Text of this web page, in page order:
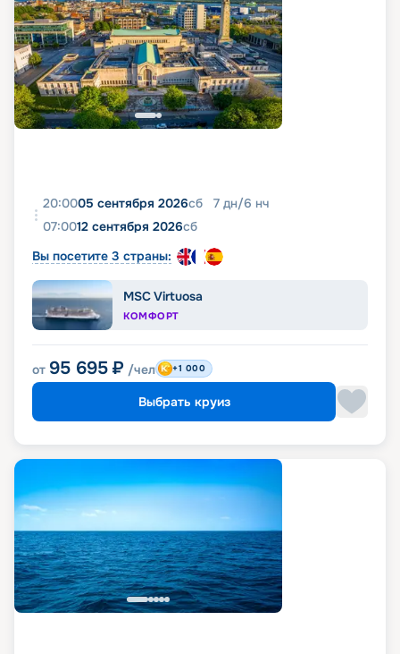
20:0005 сентября 2026сб 7 дн/6 нч
07:0012 сентября 2026сб
Вы посетите 3 страны:
MSC Virtuosa
КОМФОРТ
от 95 695 ₽ /чел +1 000
Выбрать круиз